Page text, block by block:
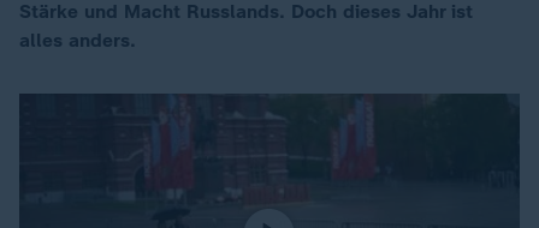
Stärke und Macht Russlands. Doch dieses Jahr ist
alles anders.